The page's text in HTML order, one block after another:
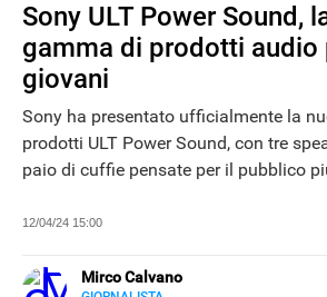
Sony ULT Power Sound,
gamma di prodotti audio
giovani
Sony ha presentato ufficialmente la
prodotti ULT Power Sound, con tre
paio di cuffie pensate per il pubblico
12/04/24 15:00
Mirco Calvano